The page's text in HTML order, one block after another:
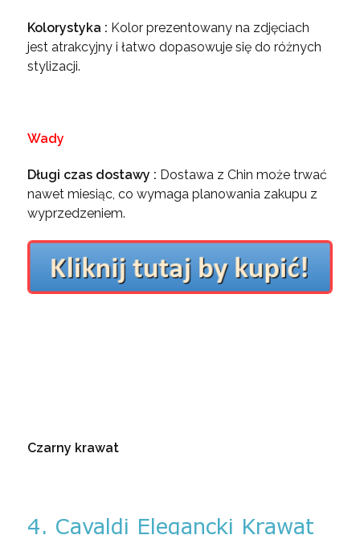
Kolorystyka : Kolor prezentowany na zdjęciach
jest atrakcyjny i łatwo dopasowuje się do różnych
stylizacji.
Wady
Długi czas dostawy : Dostawa z Chin może trwać
nawet miesiąc, co wymaga planowania zakupu z
wyprzedzeniem.
Czarny krawat
4. Cavaldi Elegancki Krawat